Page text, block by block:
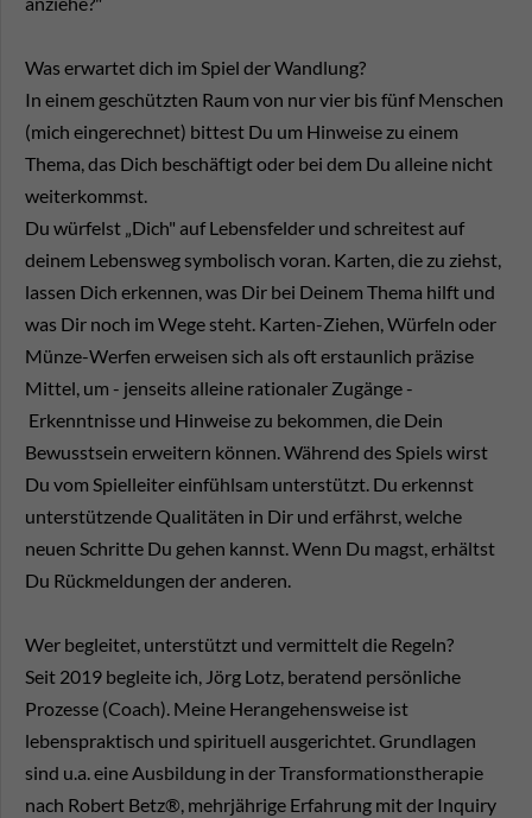
Was erwartet dich im Spiel der Wandlung?
In einem geschützten Raum von nur vier bis fünf Menschen
(mich eingerechnet) bittest Du um Hinweise zu einem
Thema, das Dich beschäftigt oder bei dem Du alleine nicht
weiterkommst.
Du würfelst „Dich" auf Lebensfelder und schreitest auf
deinem Lebensweg symbolisch voran. Karten, die zu ziehst,
lassen Dich erkennen, was Dir bei Deinem Thema hilft und
was Dir noch im Wege steht. Karten-Ziehen, Würfeln oder
Münze-Werfen erweisen sich als oft erstaunlich präzise
Mittel, um - jenseits alleine rationaler Zugänge -
Erkenntnisse und Hinweise zu bekommen, die Dein
Bewusstsein erweitern können. Während des Spiels wirst
Du vom Spielleiter einfühlsam unterstützt. Du erkennst
unterstützende Qualitäten in Dir und erfährst, welche
neuen Schritte Du gehen kannst. Wenn Du magst, erhältst
Du Rückmeldungen der anderen.
Wer begleitet, unterstützt und vermittelt die Regeln?
Seit 2019 begleite ich, Jörg Lotz, beratend persönliche
Prozesse (Coach). Meine Herangehensweise ist
lebenspraktisch und spirituell ausgerichtet. Grundlagen
sind u.a. eine Ausbildung in der Transformationstherapie
nach Robert Betz®, mehrjährige Erfahrung mit der Inquiry